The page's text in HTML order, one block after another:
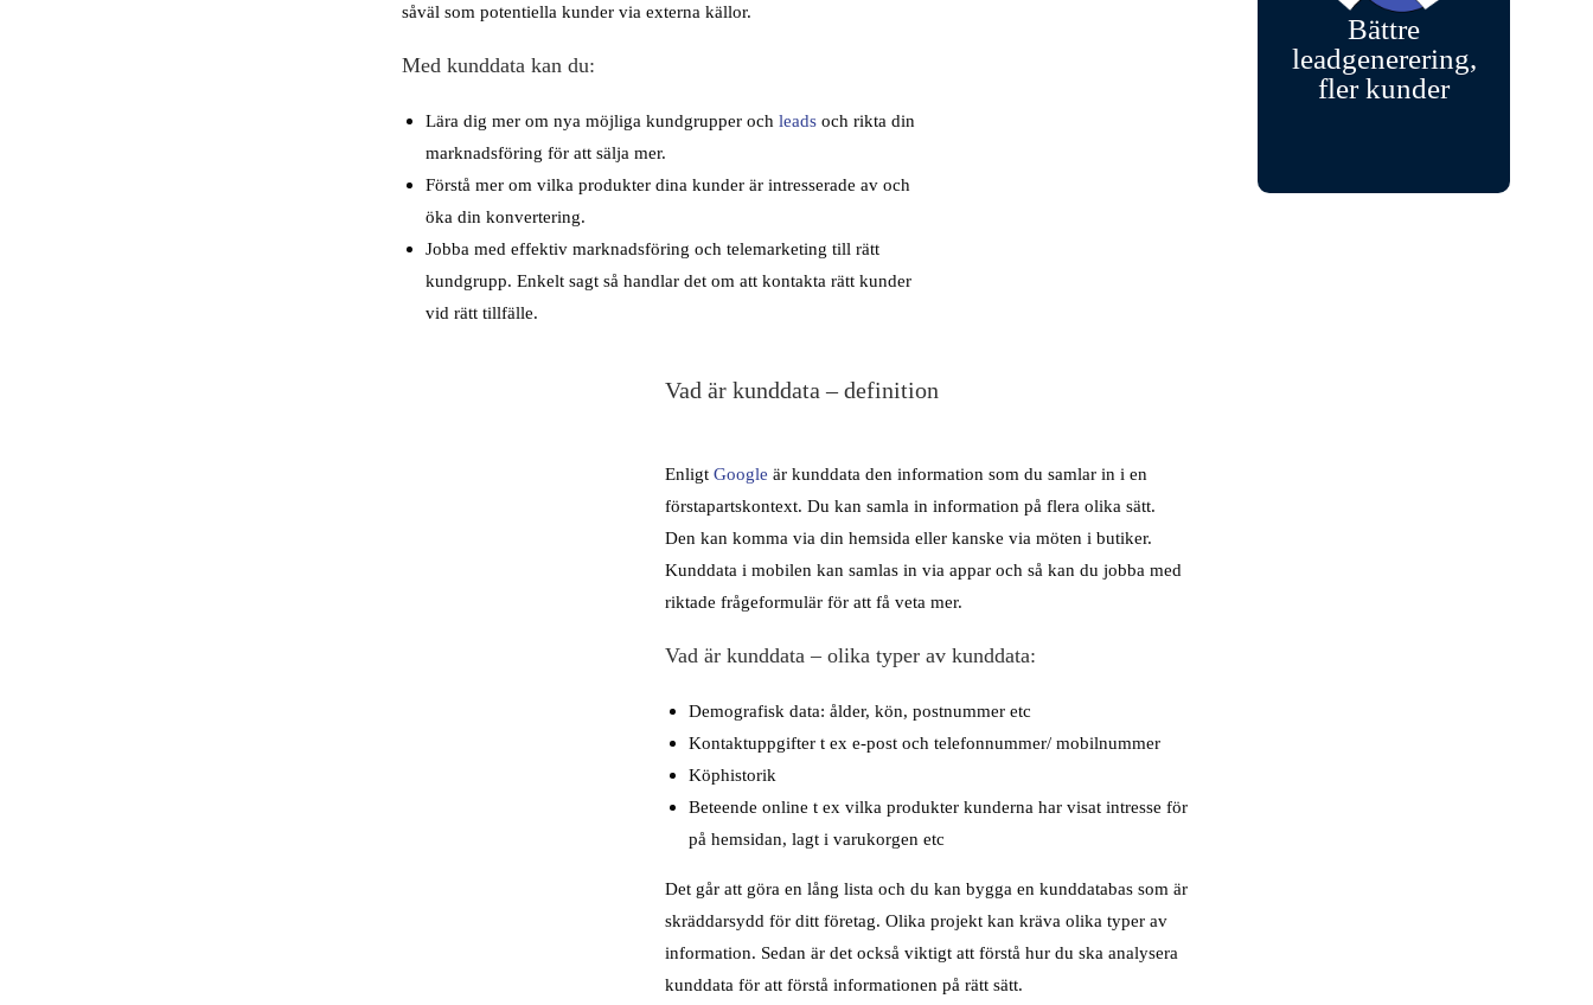
såväl som potentiella kunder via externa källor.
Med kunddata kan du:
Lära dig mer om nya möjliga kundgrupper ochleads och rikta din
marknadsföring för att sälja mer.
Förstå mer om vilka produkter dina kunder är intresserade av och
öka din konvertering.
Jobba med effektiv marknadsföring och telemarketing till rätt
kundgrupp. Enkelt sagt så handlar det om att kontakta rätt kunder
vid rätt tillfälle.
Vad är kunddata – definition
EnligtGoogle är kunddata den information som du samlar in i en
förstapartskontext. Du kan samla in information på flera olika sätt.
Den kan komma via din hemsida eller kanske via möten i butiker.
Kunddata i mobilen kan samlas in via appar och så kan du jobba med
riktade frågeformulär för att få veta mer.
Vad är kunddata – olika typer av kunddata:
Demografisk data: ålder, kön, postnummer etc
Kontaktuppgifter t ex e-post och telefonnummer/ mobilnummer
Köphistorik
Beteende online t ex vilka produkter kunderna har visat intresse för
på hemsidan, lagt i varukorgen etc
Det går att göra en lång lista och du kan bygga en kunddatabas som är
skräddarsydd för ditt företag. Olika projekt kan kräva olika typer av
information. Sedan är det också viktigt att förstå hur du ska analysera
kunddata för att förstå informationen på rätt sätt.
Bättre
leadgenerering,
fler kunder